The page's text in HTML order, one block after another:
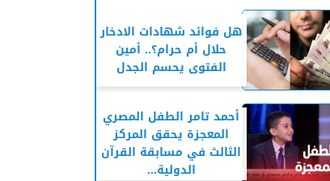
هل فوائد شهادات الادخار
حلال أم حرام؟.. أمين
الفتوى يحسم الجدل
أحمد تامر الطفل المصري
المعجزة يحقق المركز
الثالث في مسابقة القرآن
الدولية...